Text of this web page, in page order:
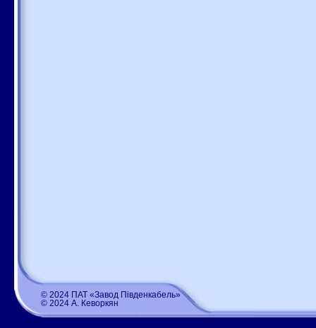
© 2024 ПАТ «Завод Південкабель»
© 2024 А. Кеворкян